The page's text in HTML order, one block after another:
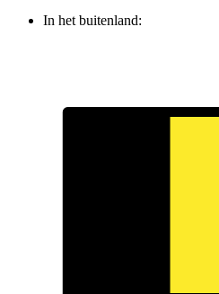
In het buitenland: